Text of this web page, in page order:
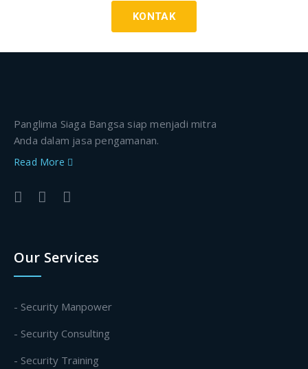
KONTAK
Panglima Siaga Bangsa siap menjadi mitra
Anda dalam jasa pengamanan.
Read More
Our Services
- Security Manpower
- Security Consulting
- Security Training